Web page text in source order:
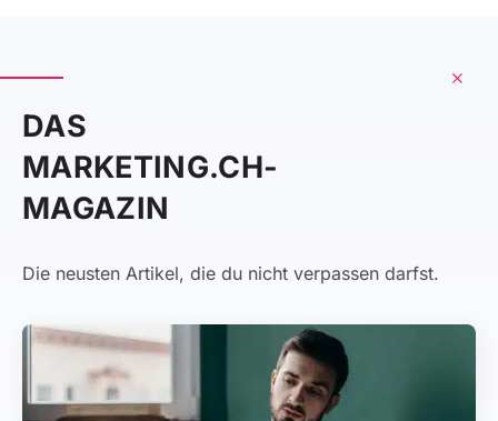
DAS
MARKETING.CH-
MAGAZIN
Die neusten Artikel, die du nicht verpassen darfst.